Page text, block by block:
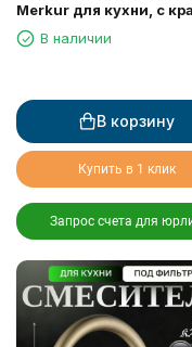
Merkur для кухни, с
для питьевой воды,
бежевый мрамор
В наличии
В корзину
Купить в 1 клик
Запрос счета для